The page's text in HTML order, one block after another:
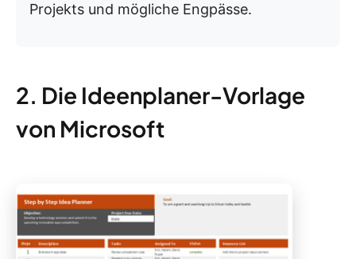
Projekts und mögliche Engpässe.
2. Die Ideenplaner-Vorlage
von Microsoft